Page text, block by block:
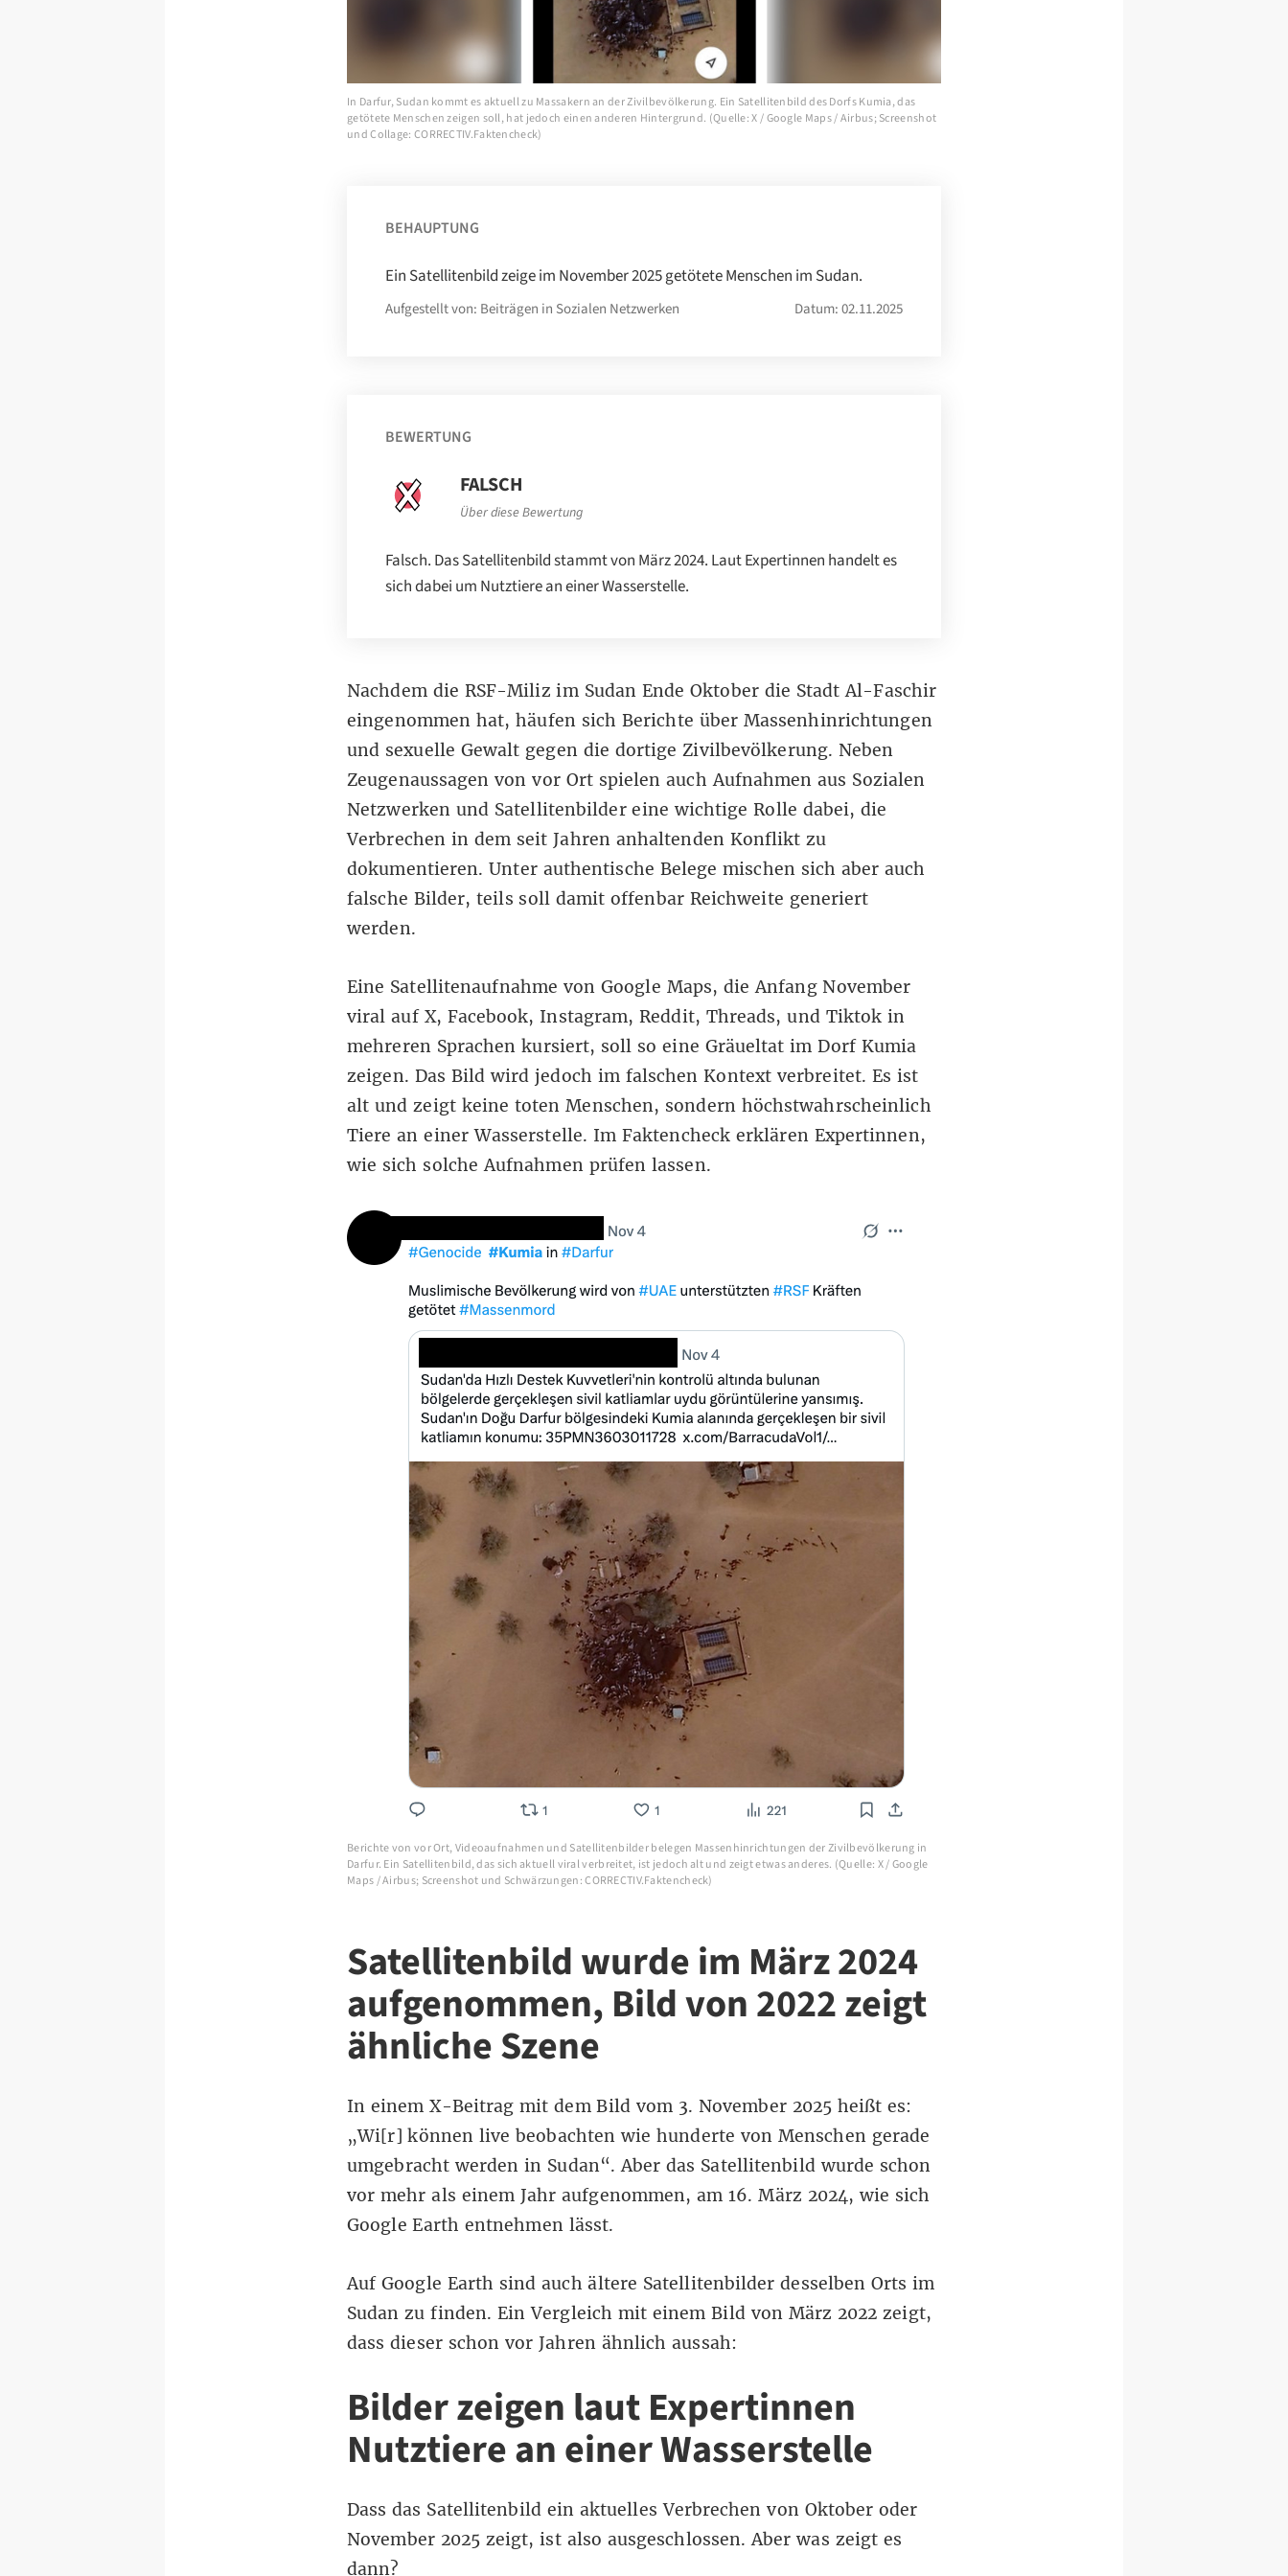
In Darfur, Sudan kommt es aktuell zu Massakern an der Zivilbevölkerung. Ein Satellitenbild des Dorfs Kumia, das
getötete Menschen zeigen soll, hat jedoch einen anderen Hintergrund. (Quelle: X / Google Maps / Airbus; Screenshot
und Collage: CORRECTIV.Faktencheck)
BEHAUPTUNG
Ein Satellitenbild zeige im November 2025 getötete Menschen im Sudan.
Aufgestellt von: Beiträgen in Sozialen Netzwerken Datum: 02.11.2025
BEWERTUNG
FALSCH
Über diese Bewertung
Falsch. Das Satellitenbild stammt von März 2024. Laut Expertinnen handelt es
sich dabei um Nutztiere an einer Wasserstelle.
Nachdem die RSF-Miliz im Sudan Ende Oktober die Stadt Al-Faschir
eingenommen hat, häufen sich Berichte über Massenhinrichtungen
und sexuelle Gewalt gegen die dortige Zivilbevölkerung. Neben
Zeugenaussagen von vor Ort spielen auch Aufnahmen aus Sozialen
Netzwerken und Satellitenbilder eine wichtige Rolle dabei, die
Verbrechen in dem seit Jahren anhaltenden Konflikt zu
dokumentieren. Unter authentische Belege mischen sich aber auch
falsche Bilder, teils soll damit offenbar Reichweite generiert
werden.
Eine Satellitenaufnahme von Google Maps, die Anfang November
viralauf X, Facebook, Instagram,Reddit, Threads,und Tiktok in
mehreren Sprachen kursiert, soll so eine Gräueltat im Dorf Kumia
zeigen. Das Bild wird jedoch im falschen Kontext verbreitet. Es ist
alt und zeigt keine toten Menschen, sondern höchstwahrscheinlich
Tiere an einer Wasserstelle. Im Faktencheck erklären Expertinnen,
wie sich solche Aufnahmen prüfen lassen.
Berichte von vor Ort, Videoaufnahmen und Satellitenbilder belegen Massenhinrichtungen der Zivilbevölkerung in
Darfur. Ein Satellitenbild, das sich aktuell viral verbreitet, ist jedoch alt und zeigt etwas anderes. (Quelle: X / Google
Maps / Airbus; Screenshot und Schwärzungen: CORRECTIV.Faktencheck)
Satellitenbild wurde im März 2024
aufgenommen, Bild von 2022 zeigt
ähnliche Szene
In einem X-Beitrag mit dem Bild vom 3. November 2025 heißt es:
„Wi[r] können live beobachten wie hunderte von Menschen gerade
umgebracht werden in Sudan“. Aber das Satellitenbild wurde schon
vor mehr als einem Jahr aufgenommen, am 16. März 2024, wie sich
Google Earth entnehmen lässt.
Auf Google Earth sind auch ältere Satellitenbilder desselben Orts im
Sudan zu finden. Ein Vergleich mit einem Bild von März 2022 zeigt,
dass dieser schon vor Jahren ähnlich aussah:
Bilder zeigen laut Expertinnen
Nutztiere an einer Wasserstelle
Dass das Satellitenbild ein aktuelles Verbrechen von Oktober oder
November 2025 zeigt, ist also ausgeschlossen. Aber was zeigt es
dann?